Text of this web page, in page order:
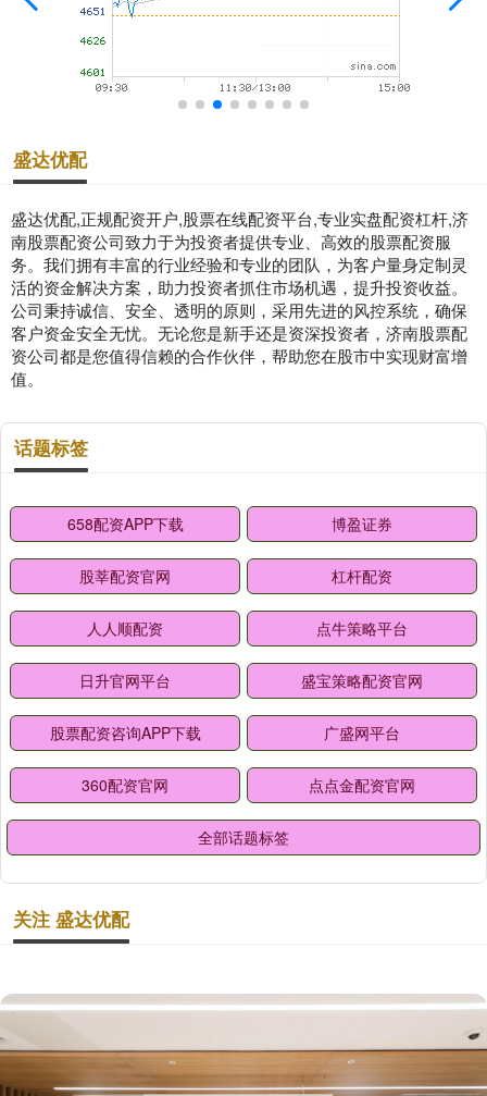
盛达优配
盛达优配,正规配资开户,股票在线配资平台,专业实盘配资杠杆,济
南股票配资公司致力于为投资者提供专业、高效的股票配资服
务。我们拥有丰富的行业经验和专业的团队，为客户量身定制灵
活的资金解决方案，助力投资者抓住市场机遇，提升投资收益。
公司秉持诚信、安全、透明的原则，采用先进的风控系统，确保
客户资金安全无忧。无论您是新手还是资深投资者，济南股票配
资公司都是您值得信赖的合作伙伴，帮助您在股市中实现财富增
值。
话题标签
658配资APP下载 博盈证券
股莘配资官网 杠杆配资
人人顺配资 点牛策略平台
日升官网平台 盛宝策略配资官网
股票配资咨询APP下载 广盛网平台
360配资官网 点点金配资官网
全部话题标签
关注 盛达优配